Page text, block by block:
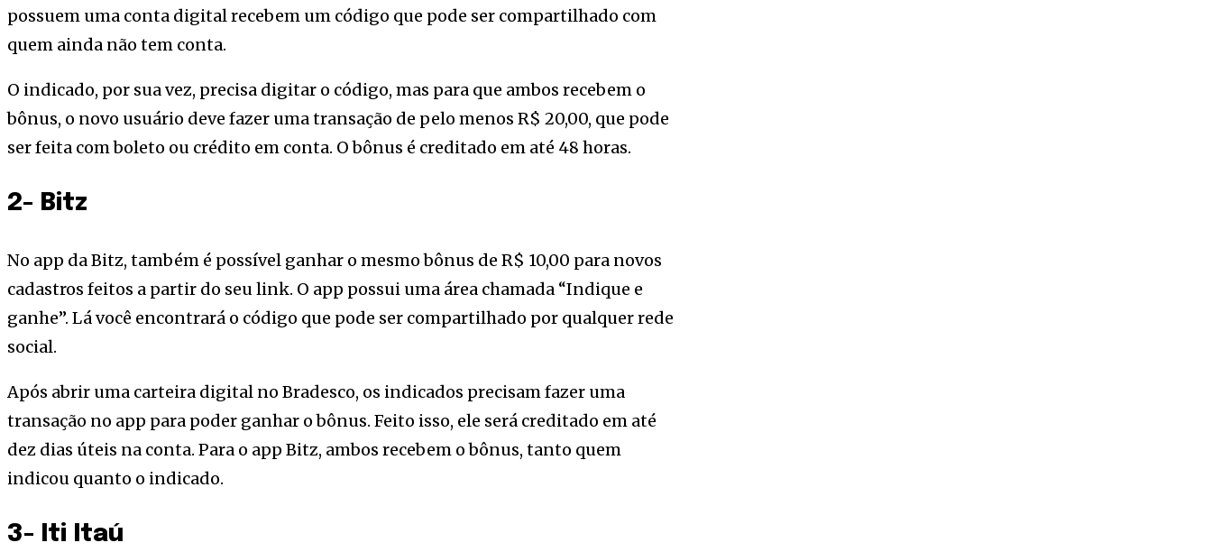
possuem uma conta digital recebem um código que pode ser compartilhado com
quem ainda não tem conta.
O indicado, por sua vez, precisa digitar o código, mas para que ambos recebem o
bônus, o novo usuário deve fazer uma transação de pelo menos R$ 20,00, que pode
ser feita com boleto ou crédito em conta. O bônus é creditado em até 48 horas.
2- Bitz
No app da Bitz, também é possível ganhar o mesmo bônus de R$ 10,00 para novos
cadastros feitos a partir do seu link. O app possui uma área chamada “Indique e
ganhe”. Lá você encontrará o código que pode ser compartilhado por qualquer rede
social.
Após abrir uma carteira digital no Bradesco, os indicados precisam fazer uma
transação no app para poder ganhar o bônus. Feito isso, ele será creditado em até
dez dias úteis na conta. Para o app Bitz, ambos recebem o bônus, tanto quem
indicou quanto o indicado.
3- Iti Itaú